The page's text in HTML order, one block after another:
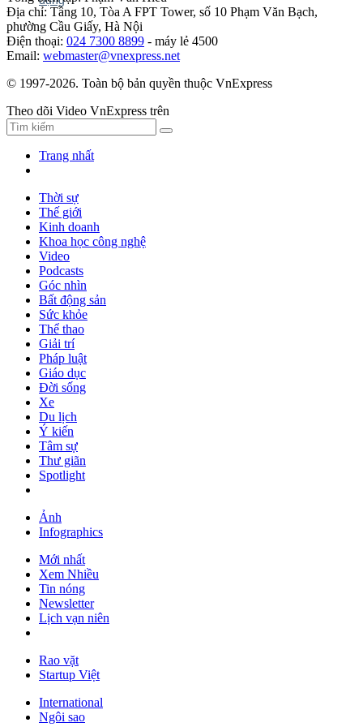
Địa chỉ: Tầng 10, Tòa A FPT Tower, số 10 Phạm Văn Bạch,
phường Cầu Giấy, Hà Nội
Điện thoại: 024 7300 8899 - máy lẻ 4500
Email: webmaster@vnexpress.net
© 1997-2026. Toàn bộ bản quyền thuộc VnExpress
Theo dõi Video VnExpress trên
Trang nhất
Thời sự
Thế giới
Kinh doanh
Khoa học công nghệ
Video
Podcasts
Góc nhìn
Bất động sản
Sức khỏe
Thể thao
Giải trí
Pháp luật
Giáo dục
Đời sống
Xe
Du lịch
Ý kiến
Tâm sự
Thư giãn
Spotlight
Ảnh
Infographics
Mới nhất
Xem Nhiều
Tin nóng
Newsletter
Lịch vạn niên
Rao vặt
Startup Việt
International
Ngôi sao